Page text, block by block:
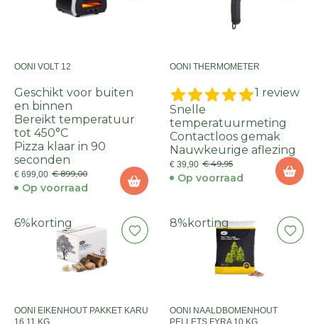
OONI VOLT 12
Geschikt voor buiten
en binnen
Bereikt temperatuur
tot 450°C
Pizza klaar in 90
seconden
€ 699,00 € 899,00
Op voorraad
OONI THERMOMETER
1 review
Snelle
temperatuurmeting
Contactloos gemak
Nauwkeurige aflezing
€ 39,90 € 49,95
Op voorraad
6% korting
OONI EIKENHOUT PAKKET KARU
16 11 KG
8% korting
OONI NAALDBOMENHOUT
PELLETS FYRA 10 KG